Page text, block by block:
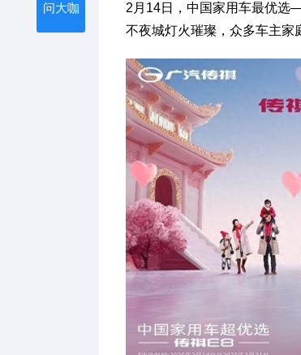
问大咖
2月14日，中国家用车最优选
不夜城灯火璀璨，众多车主家